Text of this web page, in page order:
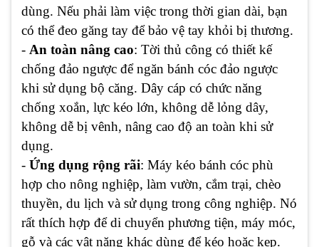
dùng. Nếu phải làm việc trong thời gian dài, bạn
có thể đeo găng tay để bảo vệ tay khỏi bị thương.
- An toàn nâng cao: Tời thủ công có thiết kế
chống đảo ngược để ngăn bánh cóc đảo ngược
khi sử dụng bộ căng. Dây cáp có chức năng
chống xoắn, lực kéo lớn, không dễ lỏng dây,
không dễ bị vênh, nâng cao độ an toàn khi sử
dụng.
- Ứng dụng rộng rãi: Máy kéo bánh cóc phù
hợp cho nông nghiệp, làm vườn, cắm trại, chèo
thuyền, du lịch và sử dụng trong công nghiệp. Nó
rất thích hợp để di chuyển phương tiện, máy móc,
gỗ và các vật nặng khác dùng để kéo hoặc kẹp.